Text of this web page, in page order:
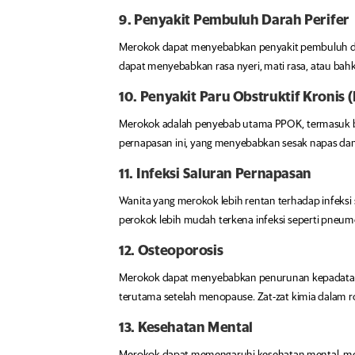
9. Penyakit Pembuluh Darah Perifer
Merokok dapat menyebabkan penyakit pembuluh
dapat menyebabkan rasa nyeri, mati rasa, atau
10. Penyakit Paru Obstruktif Kronis
Merokok adalah penyebab utama PPOK,
pernapasan ini, yang menyebabkan sesak napas
11. Infeksi Saluran Pernapasan
Wanita yang merokok lebih rentan terhadap
perokok lebih mudah terkena infeksi seperti
12. Osteoporosis
Merokok dapat menyebabkan penurunan
terutama setelah menopause. Zat-zat kimia dalam
13. Kesehatan Mental